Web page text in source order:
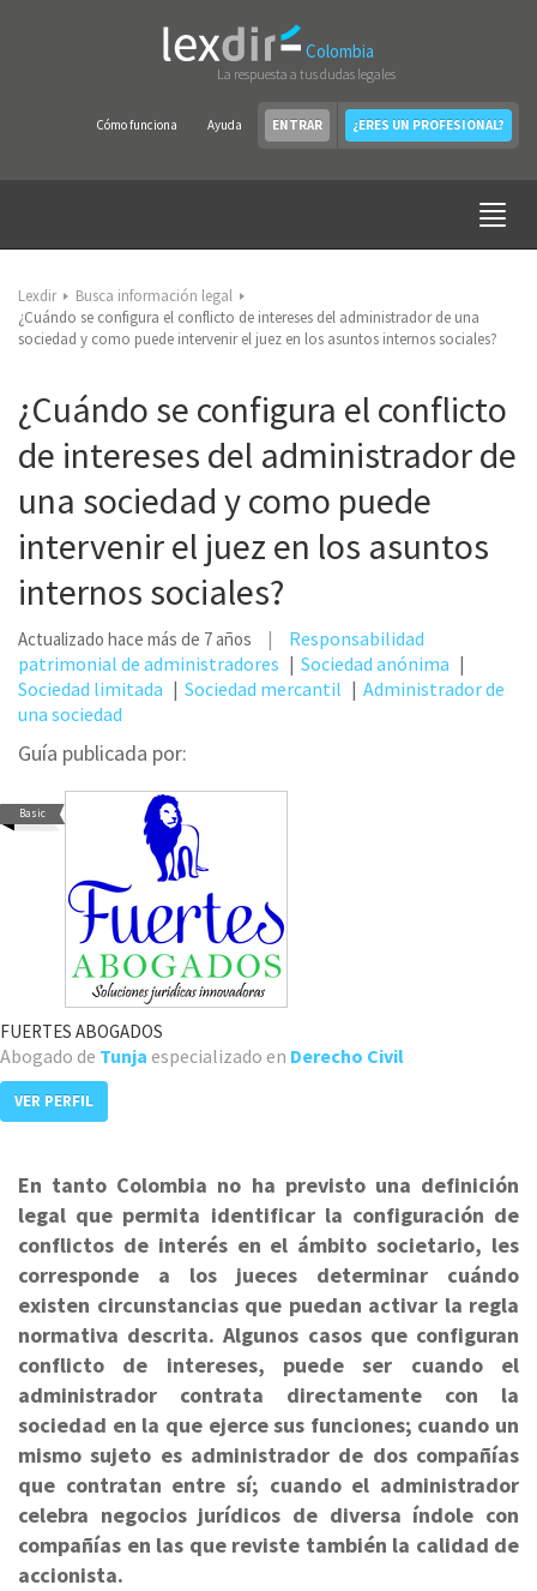
Colombia
La respuesta a tus dudas legales
Cómo funciona Ayuda ENTRAR ¿ERES UN PROFESIONAL?
Lexdir
Busca información legal
¿Cuándo se configura el conflicto de intereses del administrador de una
sociedad y como puede intervenir el juez en los asuntos internos sociales?
¿Cuándo se configura el conflicto
de intereses del administrador de
una sociedad y como puede
intervenir el juez en los asuntos
internos sociales?
Actualizado hace más de 7 años
Responsabilidad
patrimonial de administradores
Sociedad anónima
Sociedad limitada
Sociedad mercantil
Administrador de
una sociedad
Guía publicada por:
Basic
FUERTES ABOGADOS
Abogado de Tunja especializado en Derecho Civil
VER PERFIL
En tanto Colombia no ha previsto una definición
legal que permita identificar la configuración de
conflictos de interés en el ámbito societario, les
corresponde a los jueces determinar cuándo
existen circunstancias que puedan activar la regla
normativa descrita. Algunos casos que configuran
conflicto de intereses, puede ser cuando el
administrador contrata directamente con la
sociedad en la que ejerce sus funciones; cuando un
mismo sujeto es administrador de dos compañías
que contratan entre sí; cuando el administrador
celebra negocios jurídicos de diversa índole con
compañías en las que reviste también la calidad de
accionista.